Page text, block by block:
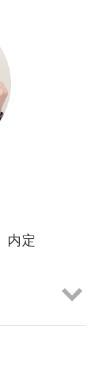
内定